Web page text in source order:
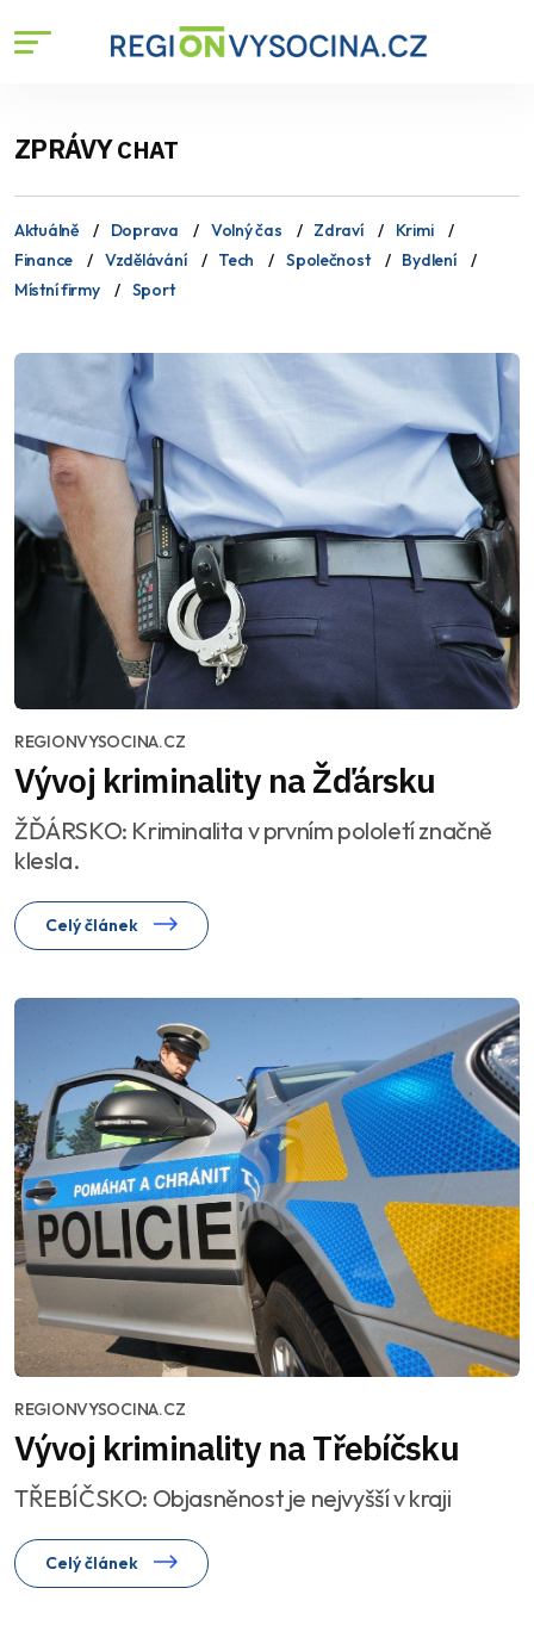
ZPRÁVYCHAT
Aktuálně Doprava Volný čas Zdraví
Krimi
Finance
Vzdělávání Tech Společnost
Bydlení
Místní firmy
Sport
REGIONVYSOCINA.CZ
Vývoj kriminality na Žďársku
ŽĎÁRSKO: Kriminalita v prvním pololetí značně
klesla.
Celý článek
REGIONVYSOCINA.CZ
Vývoj kriminality na Třebíčsku
TŘEBÍČSKO: Objasněnost je nejvyšší v kraji
Celý článek